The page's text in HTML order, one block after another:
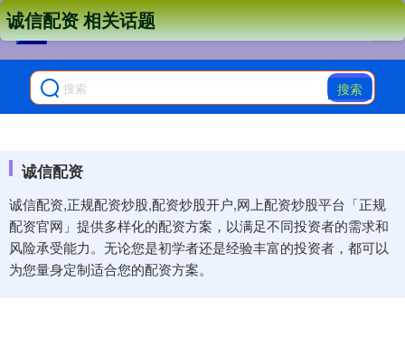
搜索
诚信配资
诚信配资,正规配资炒股,配资炒股开户,网上配资炒股平台「正规
配资官网」提供多样化的配资方案，以满足不同投资者的需求和
风险承受能力。无论您是初学者还是经验丰富的投资者，都可以
为您量身定制适合您的配资方案。
诚信配资 相关话题